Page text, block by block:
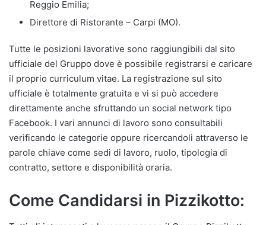
Reggio Emilia;
Direttore di Ristorante – Carpi (MO).
Tutte le posizioni lavorative sono raggiungibili dal sito
ufficiale del Gruppo dove è possibile registrarsi e caricare
il proprio curriculum vitae. La registrazione sul sito
ufficiale è totalmente gratuita e vi si può accedere
direttamente anche sfruttando un social network tipo
Facebook. I vari annunci di lavoro sono consultabili
verificando le categorie oppure ricercandoli attraverso le
parole chiave come sedi di lavoro, ruolo, tipologia di
contratto, settore e disponibilità oraria.
Come Candidarsi in Pizzikotto: